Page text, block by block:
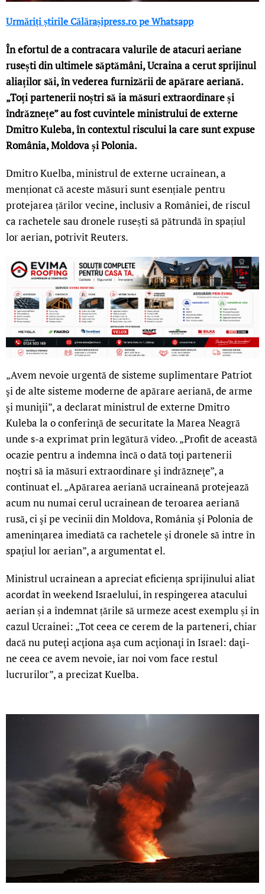
Urmăriți știrile Călărașipress.ro pe Whatsapp
În efortul de a contracara valurile de atacuri aeriane
rusești din ultimele săptămâni, Ucraina a cerut sprijinul
aliaților săi, în vederea furnizării de apărare aeriană.
„Toți partenerii noștri să ia măsuri extraordinare și
îndrăznețe” au fost cuvintele ministrului de externe
Dmitro Kuleba, în contextul riscului la care sunt expuse
România, Moldova și Polonia.
Dmitro Kuelba, ministrul de externe ucrainean, a
menționat că aceste măsuri sunt esențiale pentru
protejarea țărilor vecine, inclusiv a României, de riscul
ca rachetele sau dronele rusești să pătrundă în spațiul
lor aerian, potrivit Reuters.
„Avem nevoie urgentă de sisteme suplimentare Patriot
şi de alte sisteme moderne de apărare aeriană, de arme
şi muniţii”, a declarat ministrul de externe Dmitro
Kuleba la o conferinţă de securitate la Marea Neagră
unde s-a exprimat prin legătură video. „Profit de această
ocazie pentru a îndemna încă o dată toţi partenerii
noştri să ia măsuri extraordinare şi îndrăzneţe”, a
continuat el. „Apărarea aeriană ucraineană protejează
acum nu numai cerul ucrainean de teroarea aeriană
rusă, ci şi pe vecinii din Moldova, România şi Polonia de
ameninţarea imediată ca rachetele şi dronele să intre în
spaţiul lor aerian”, a argumentat el.
Ministrul ucrainean a apreciat eficiența sprijinului aliat
acordat în weekend Israelului, în respingerea atacului
aerian și a îndemnat țările să urmeze acest exemplu și în
cazul Ucrainei: „Tot ceea ce cerem de la parteneri, chiar
dacă nu puteţi acţiona aşa cum acţionaţi în Israel: daţi-
ne ceea ce avem nevoie, iar noi vom face restul
lucrurilor”, a precizat Kuelba.